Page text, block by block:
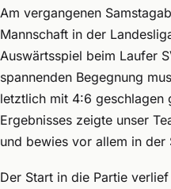
Am vergangenen
Mannschaft in der
Auswärtsspiel beim Laufer
spannenden Begegnung
letztlich mit 4:6 geschlagen
Ergebnisses zeigte unser
und bewies vor allem in der
Der Start in die Partie